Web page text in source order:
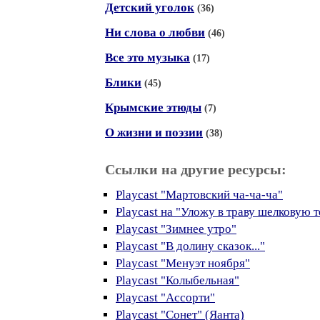
Детский уголок (36)
Ни слова о любви (46)
Все это музыка (17)
Блики (45)
Крымские этюды (7)
О жизни и поэзии (38)
Ссылки на другие ресурсы:
Playcast "Мартовский ча-ча-ча"
Playcast на "Уложу в траву шелковую
Playcast "Зимнее утро"
Playcast "В долину сказок..."
Playcast "Менуэт ноября"
Playcast "Колыбельная"
Playcast "Ассорти"
Playcast "Сонет" (Яанта)